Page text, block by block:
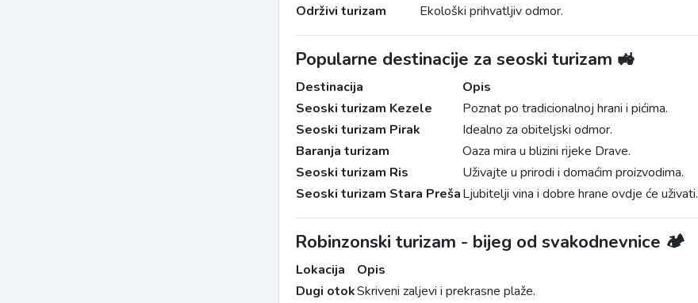
Održivi turizam
Ekološki prihvatljiv odmor.
Popularne destinacije za seoski turizam 🚜
Destinacija
Opis
Seoski turizam Kezele
Poznat po tradicionalnoj hrani i pićima.
Seoski turizam Pirak
Idealno za obiteljski odmor.
Baranja turizam
Oaza mira u blizini rijeke Drave.
Seoski turizam Ris
Uživajte u prirodi i domaćim proizvodima.
Seoski turizam Stara PrešaLjubitelji vina i dobre hrane ovdje će uživati.
Robinzonski turizam - bijeg od svakodnevnice 🏕️
Lokacija
Opis
Dugi otokSkriveni zaljevi i prekrasne plaže.